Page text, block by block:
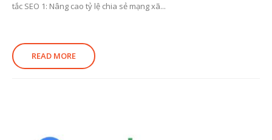
tắc SEO 1: Nâng cao tỷ lệ chia sẻ mạng xã...
READ MORE